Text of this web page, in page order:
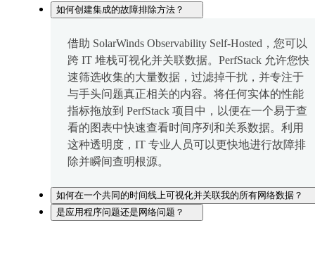
如何创建集成的故障排除方法？
借助 SolarWinds Observability Self-Hosted，您可以
跨 IT 堆栈可视化并关联数据。PerfStack 允许您快
速筛选收集的大量数据，过滤掉干扰，并专注于
与手头问题真正相关的内容。将任何实体的性能
指标拖放到 PerfStack 项目中，以便在一个易于查
看的图表中快速查看时间序列和关系数据。利用
这种透明度，IT 专业人员可以更快地进行故障排
除并瞬间查明根源。
如何在一个共同的时间线上可视化并关联我的所有网络数据？
是应用程序问题还是网络问题？